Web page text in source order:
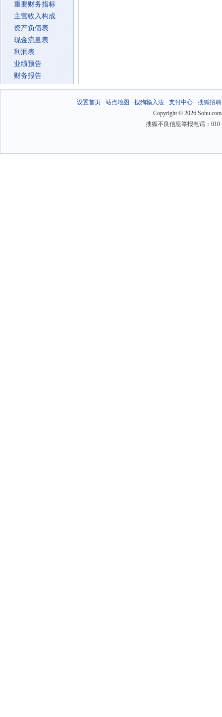
重要财务指标
主营收入构成
资产负债表
现金流量表
利润表
业绩预告
财务报告
设置首页- 站点地图 - 搜狗输入法- 支付中心- 搜狐招聘
Copyright © 2026
搜狐不良信息举报电话：010